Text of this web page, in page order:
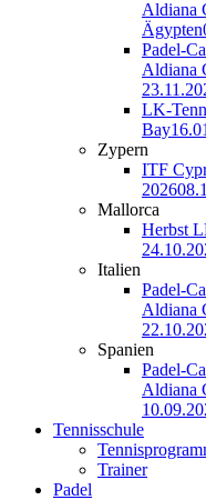
Aldiana
Ägypten
Padel-
Aldiana
LK-
Bay
Zypern
ITF
2026
Mallorca
Herbst
Italien
Padel-
Aldiana
Spanien
Padel-
Aldiana
Tennisschule
Trainer
Padel